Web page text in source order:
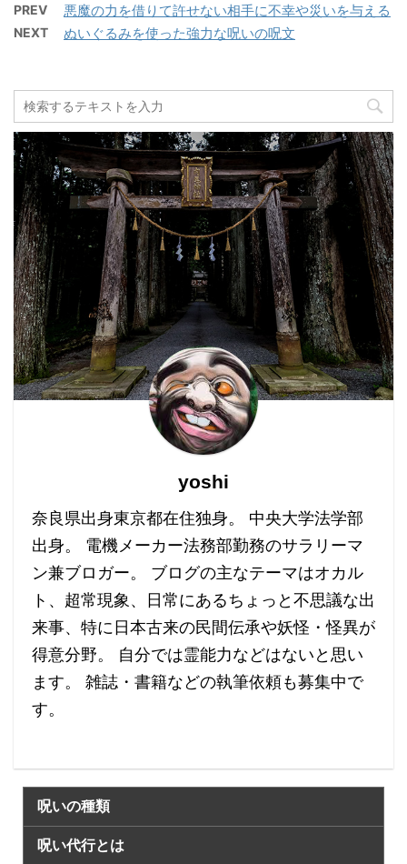
PREV 悪魔の力を借りて許せない相手に不幸や災いを与える
NEXT ぬいぐるみを使った強力な呪いの呪文
yoshi
奈良県出身東京都在住独身。 中央大学法学部
出身。 電機メーカー法務部勤務のサラリーマ
ン兼ブロガー。 ブログの主なテーマはオカル
ト、超常現象、日常にあるちょっと不思議な出
来事、特に日本古来の民間伝承や妖怪・怪異が
得意分野。 自分では霊能力などはないと思い
ます。 雑誌・書籍などの執筆依頼も募集中で
す。
呪いの種類
呪い代行とは